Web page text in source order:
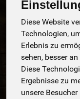
Diese Website
Technologien,
Erlebnis zu
sehen, besser
Diese
Ergebnisse zu
unsere